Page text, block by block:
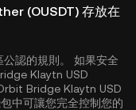
(OUSDT) 存放在
公認的規則。 如果安全
Klaytn USD
Bridge Klaytn USD
中可讓您完全控制您的